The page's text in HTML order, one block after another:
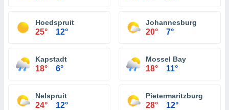
Hoedspruit
25° 12°
Johannesburg
20° 7°
Kapstadt
18° 6°
Mossel Bay
18° 11°
Nelspruit
24° 12°
Pietermaritzburg
28° 12°